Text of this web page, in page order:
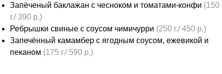
Запёченый баклажан с чесноком и томатами-конфи (150
г./ 390 р.)
Ребрышки свиные с соусом чимичурри (250 г./ 450 р.)
Запечённый камамбер с ягодным соусом, ежевикой и
пеканом (175 г./ 590 р.)